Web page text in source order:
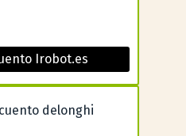
Irobot.es